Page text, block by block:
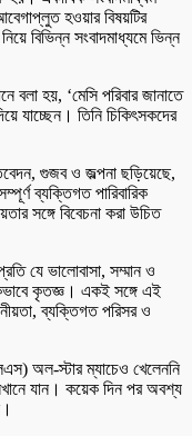
হওয়ার বিষয়টির
বিভিন্ন সংবাদমাধ্যমে ভিন্ন
বলা হয়, ‘মেসি পরিবার জানাতে
যাচ্ছেন। তিনি চিকিৎসকদের
গুজব ও জল্পনা ছড়িয়েছে,
ব্যক্তিগত পারিবারিক
সঙ্গে বিবেচনা করা উচিত
যে ভালোবাসা, সম্মান ও
কৃতজ্ঞ। একই সঙ্গে এই
ব্যক্তিগত পরিসর ও
অল-স্টার ম্যাচেও খেলেননি
যান। কয়েক দিন পর অবশ্য